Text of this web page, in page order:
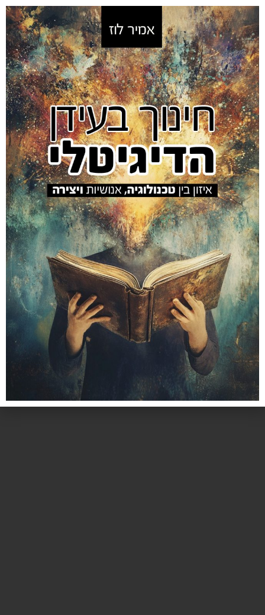
Amir Luz's EDUCATION site
מאמר ביוגרפיה אמיר #100 אלמנטור #469
הספר
אלמנטור #559
אלמנטור #845 קיור
חינוך דיגיטלי
2026